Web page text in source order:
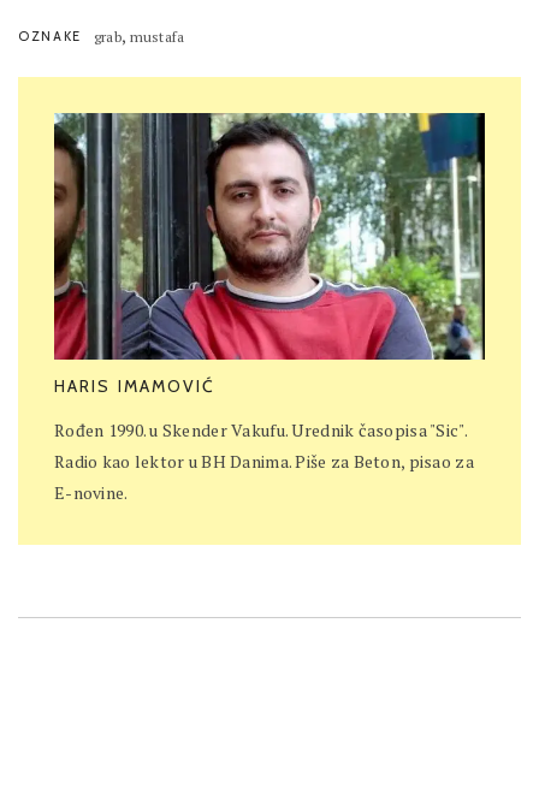
OZNAKE grab, mustafa
HARIS IMAMOVIĆ
Rođen 1990. u Skender Vakufu. Urednik časopisa "Sic".
Radio kao lektor u BH Danima. Piše za Beton, pisao za
E-novine.